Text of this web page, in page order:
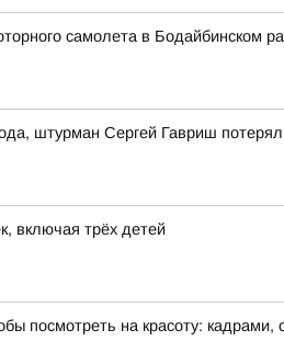
самолета в Бодайбинском
штурман Сергей Гавриш
включая трёх детей
посмотреть на красоту: